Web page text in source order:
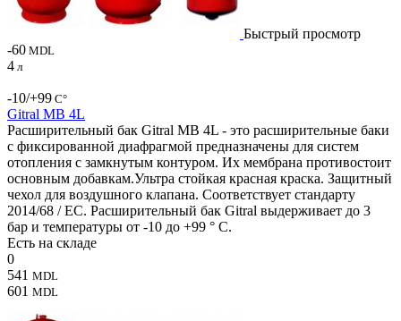
Быстрый просмотр
-60 MDL
4 л
-10/+99 С°
Gitral MB 4L
Расширительный бак Gitral MB 4L - это расширительные баки
с фиксированной диафрагмой предназначены для систем
отопления с замкнутым контуром. Их мембрана противостоит
основным добавкам.Ультра стойкая красная краска. Защитный
чехол для воздушного клапана. Соответствует стандарту
2014/68 / ЕС. Расширительный бак Gitral выдерживает до 3
бар и температуры от -10 до +99 ° C.
Есть на складе
0
541 MDL
601 MDL